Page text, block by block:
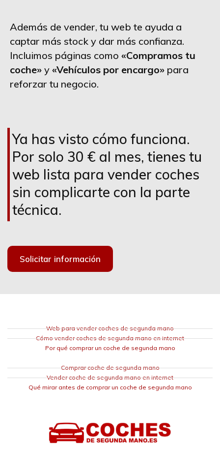
Además de vender, tu web te ayuda a
captar más stock y dar más confianza.
Incluimos páginas como «Compramos tu
coche» y «Vehículos por encargo» para
reforzar tu negocio.
Ya has visto cómo funciona.
Por solo 30 € al mes, tienes tu
web lista para vender coches
sin complicarte con la parte
técnica.
Solicitar información
Web para vender coches de segunda mano
Cómo vender coches de segunda mano en internet
Por qué comprar un coche de segunda mano
Comprar coche de segunda mano
Vender coche de segunda mano en internet
Qué mirar antes de comprar un coche de segunda mano